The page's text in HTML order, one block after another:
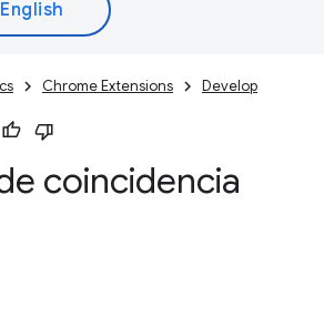
Chrome Extensions Develop
coincidencia